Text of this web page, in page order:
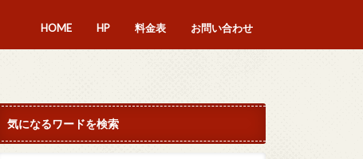
HOME HP 料金表 お問い合わせ
気になるワードを検索